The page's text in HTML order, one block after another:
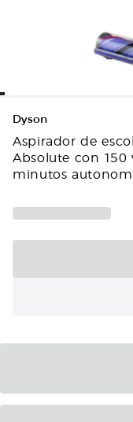
Dyson
Aspirador de
Absolute con
minutos